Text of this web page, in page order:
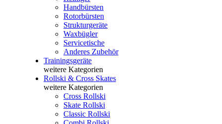
Handbürsten
Rotorbürsten
Strukturgeräte
Waxbügler
Servicetische
Anderes Zubehör
Trainingsgeräte
weitere Kategorien
Rollski & Cross Skates
weitere Kategorien
Cross Rollski
Skate Rollski
Classic Rollski